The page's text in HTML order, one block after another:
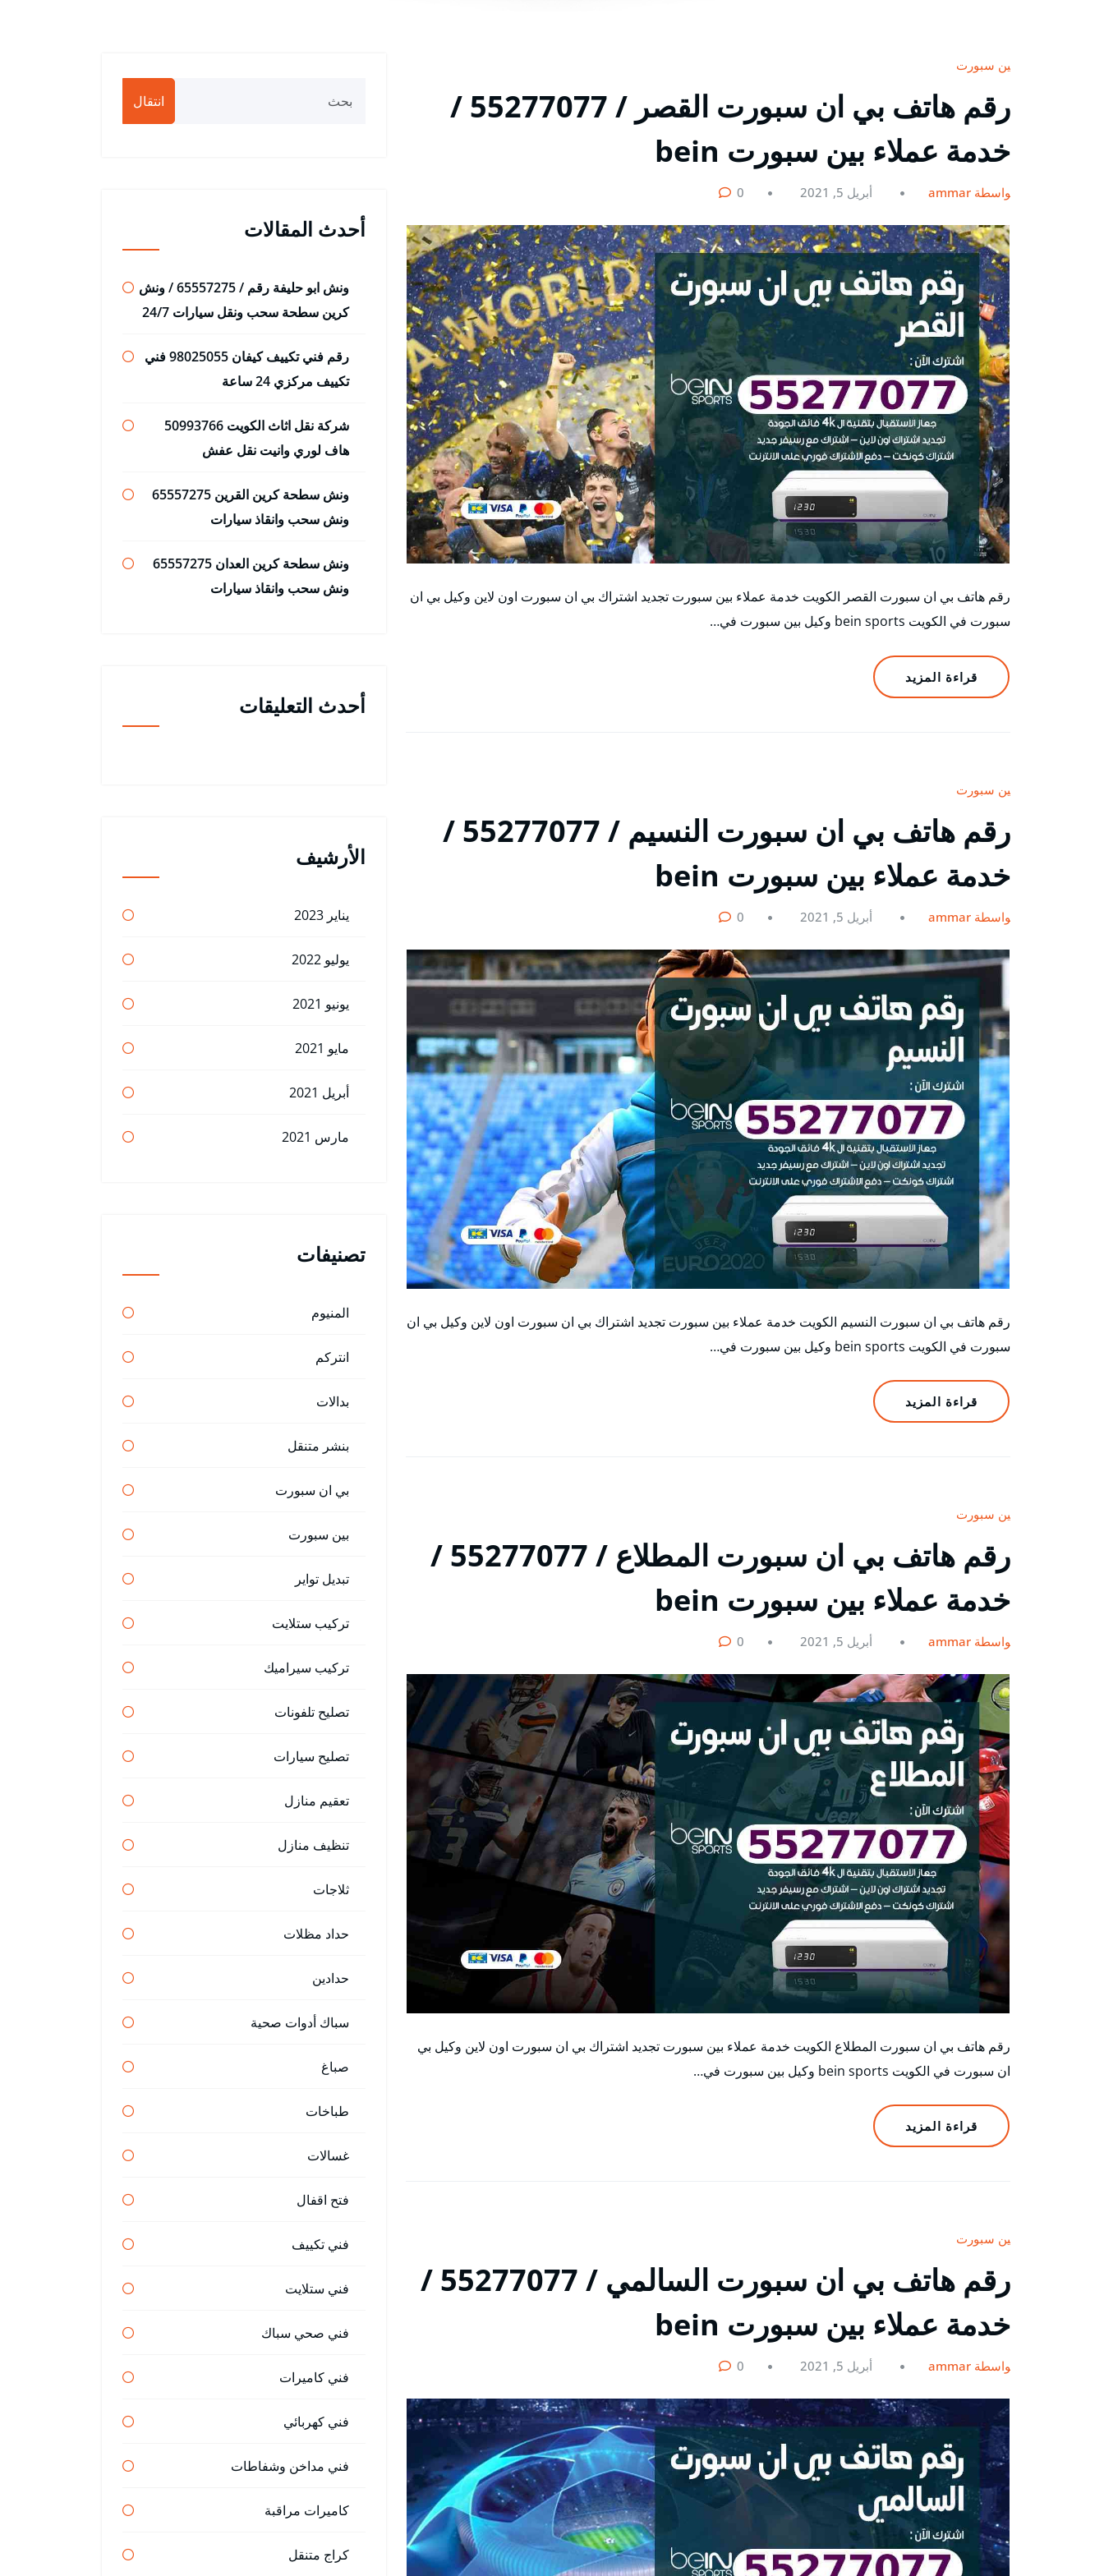
بين سبورت
رقم هاتف بي ان سبورت القصر / 55277077 /
خدمة عملاء بين سبورت bein
بواسطة ammar أبريل 5, 2021 0
رقم هاتف بي ان سبورت القصر الكويت خدمة عملاء بين سبورت تجديد اشتراك بي ان سبورت اون لاين وكيل بي ان
سبورت في الكويت bein sports وكيل بين سبورت في…
قراءة المزيد
بين سبورت
رقم هاتف بي ان سبورت النسيم / 55277077 /
خدمة عملاء بين سبورت bein
بواسطة ammar أبريل 5, 2021 0
رقم هاتف بي ان سبورت النسيم الكويت خدمة عملاء بين سبورت تجديد اشتراك بي ان سبورت اون لاين وكيل بي ان
سبورت في الكويت bein sports وكيل بين سبورت في…
قراءة المزيد
بين سبورت
رقم هاتف بي ان سبورت المطلاع / 55277077 /
خدمة عملاء بين سبورت bein
بواسطة ammar أبريل 5, 2021 0
رقم هاتف بي ان سبورت المطلاع الكويت خدمة عملاء بين سبورت تجديد اشتراك بي ان سبورت اون لاين وكيل بي
ان سبورت في الكويت bein sports وكيل بين سبورت في…
قراءة المزيد
بين سبورت
رقم هاتف بي ان سبورت السالمي / 55277077 /
خدمة عملاء بين سبورت bein
بواسطة ammar أبريل 5, 2021 0
انتقال
أحدث المقالات
ونش ابو حليفة رقم / 65557275 / ونش
كرين سطحة سحب ونقل سيارات 24/7
رقم فني تكييف كيفان 98025055 فني
تكييف مركزي 24 ساعة
شركة نقل اثاث الكويت 50993766
هاف لوري وانيت نقل عفش
ونش سطحة كرين القرين 65557275
ونش سحب وانقاذ سيارات
ونش سطحة كرين العدان 65557275
ونش سحب وانقاذ سيارات
أحدث التعليقات
الأرشيف
يناير 2023
يوليو 2022
يونيو 2021
مايو 2021
أبريل 2021
مارس 2021
تصنيفات
المنيوم
انتركم
بدالات
بنشر متنقل
بي ان سبورت
بين سبورت
تبديل تواير
تركيب ستلايت
تركيب سيراميك
تصليح تلفونات
تصليح سيارات
تعقيم منازل
تنظيف منازل
ثلاجات
حداد مظلات
حدادين
سباك أدوات صحية
صباغ
طباخات
غسالات
فتح اقفال
فني تكييف
فني ستلايت
فني صحي سباك
فني كاميرات
فني كهربائي
فني مداخن وشفاطات
كاميرات مراقبة
كراج متنقل